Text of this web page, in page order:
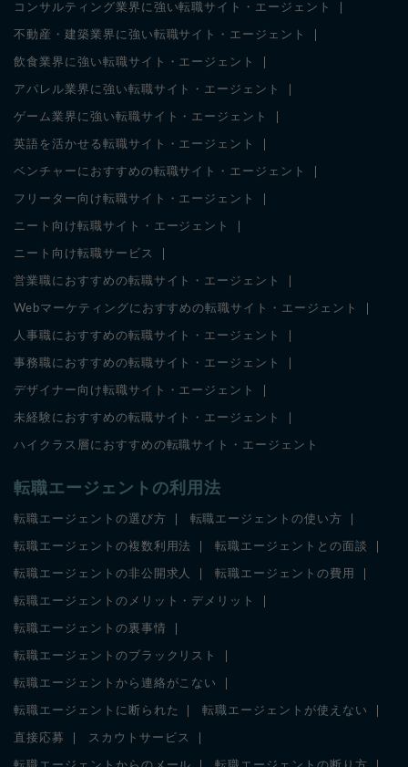
コンサルティング業界に強い転職サイト・エージェント
不動産・建築業界に強い転職サイト・エージェント
飲食業界に強い転職サイト・エージェント
アパレル業界に強い転職サイト・エージェント
ゲーム業界に強い転職サイト・エージェント
英語を活かせる転職サイト・エージェント
ベンチャーにおすすめの転職サイト・エージェント
フリーター向け転職サイト・エージェント
ニート向け転職サイト・エージェント
ニート向け転職サービス
営業職におすすめの転職サイト・エージェント
Webマーケティングにおすすめの転職サイト・エージェント
人事職におすすめの転職サイト・エージェント
事務職におすすめの転職サイト・エージェント
デザイナー向け転職サイト・エージェント
未経験におすすめの転職サイト・エージェント
ハイクラス層におすすめの転職サイト・エージェント
転職エージェントの利用法
転職エージェントの選び方 転職エージェントの使い方
転職エージェントの複数利用法 転職エージェントとの面談
転職エージェントの非公開求人 転職エージェントの費用
転職エージェントのメリット・デメリット
転職エージェントの裏事情
転職エージェントのブラックリスト
転職エージェントから連絡がこない
転職エージェントに断られた 転職エージェントが使えない
直接応募 スカウトサービス